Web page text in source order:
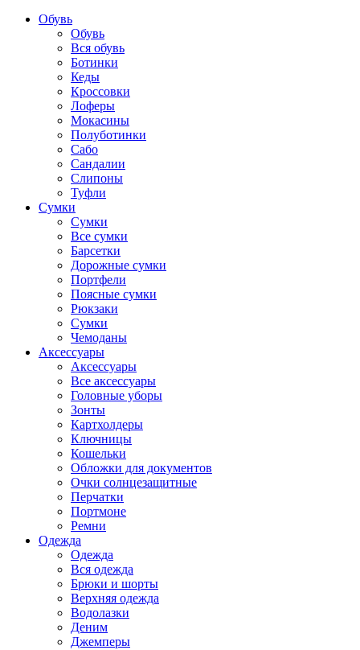
Обувь
Обувь
Вся обувь
Ботинки
Кеды
Кроссовки
Лоферы
Мокасины
Полуботинки
Сабо
Сандалии
Слипоны
Туфли
Сумки
Сумки
Все сумки
Барсетки
Дорожные сумки
Портфели
Поясные сумки
Рюкзаки
Сумки
Чемоданы
Аксессуары
Аксессуары
Все аксессуары
Головные уборы
Зонты
Картхолдеры
Ключницы
Кошельки
Обложки для документов
Очки солнцезащитные
Перчатки
Портмоне
Ремни
Одежда
Одежда
Вся одежда
Брюки и шорты
Верхняя одежда
Водолазки
Деним
Джемперы